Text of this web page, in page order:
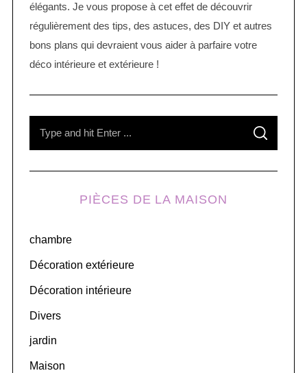
élégants. Je vous propose à cet effet de découvrir
régulièrement des tips, des astuces, des DIY et autres
bons plans qui devraient vous aider à parfaire votre
déco intérieure et extérieure !
f
o
:
S
A
C
PIÈCES DE LA MAISON
chambre
Décoration extérieure
Décoration intérieure
Divers
jardin
Maison